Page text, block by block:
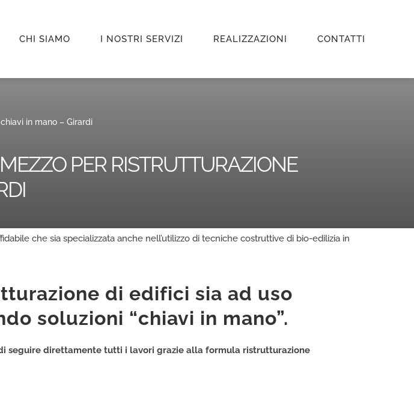
CHI SIAMO I NOSTRI SERVIZI REALIZZAZIONI CONTATTI
in mano – Girardi
PER RISTRUTTURAZIONE
che sia specializzata anche nell’utilizzo di tecniche costruttive di bio-edilizia in
di edifici sia ad uso
soluzioni “chiavi in mano”.
seguire direttamente tutti i lavori grazie alla formula ristrutturazione